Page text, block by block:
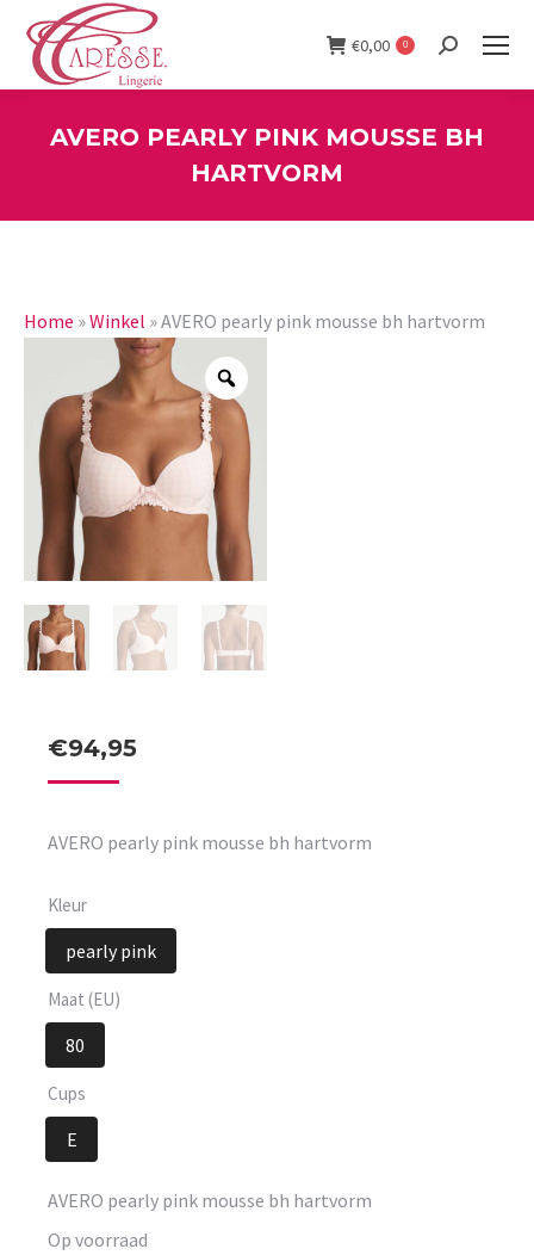
€0,00 0 Search:
AVERO PEARLY PINK MOUSSE BH
HARTVORM
Home »Winkel »AVERO pearly pink mousse bh hartvorm
€94,95
AVERO pearly pink mousse bh hartvorm
Kleur
pearly pink
Maat (EU)
80
Cups
E
AVERO pearly pink mousse bh hartvorm
Op voorraad